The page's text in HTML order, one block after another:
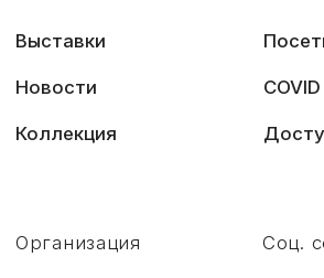
© 2022 Государственный музей «Царскосельская